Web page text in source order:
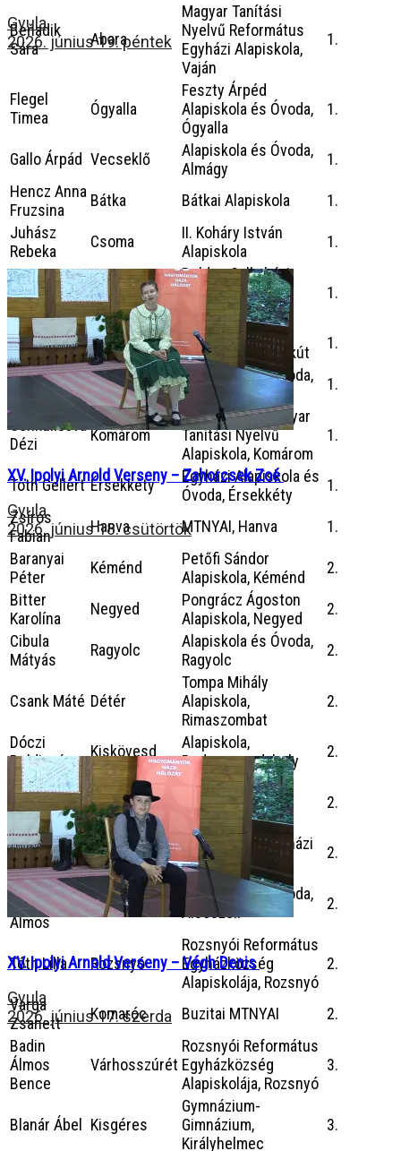
Beňadik
Sára
Abara
Magyar Tanítási
Nyelvű Református
Egyházi Alapiskola,
Vaján
1.
Flegel
Timea
Ógyalla
Feszty Árpéd
Alapiskola és Óvoda,
Ógyalla
1.
Gallo Árpád Vecseklő
Alapiskola és Óvoda,
Almágy
1.
Hencz Anna
Fruzsina
Bátka Bátkai Alapiskola
1.
Juhász
Rebeka
Csoma
II. Koháry István
Alapiskola
1.
Kovács
Réka
Szepsi
Boldog Salkaházi
Egyházi
Iskolaközpont
1.
Lévai
Natália
Köbölkút
Stampay János
Alapiskola, Köbölkút
1.
Menyhárt
Nádszeg
Alapiskola és Óvoda,
Nádszeg
1.
Senkuličová
Dézi
Komárom
Munka Utcai Magyar
Tanítási Nyelvű
Alapiskola, Komárom
1.
Tóth Gellért Érsekkéty
Egyházi Alapiskola és
Óvoda, Érsekkéty
1.
Zsíros
Fabian
Hanva MTNYAI, Hanva
1.
Baranyai
Péter
Kéménd
Petőfi Sándor
Alapiskola, Kéménd
2.
Bitter
Karolína
Negyed
Pongrácz Ágoston
Alapiskola, Negyed
2.
Cibula
Mátyás
Ragyolc
Alapiskola és Óvoda,
Ragyolc
2.
Csank Máté Détér
Tompa Mihály
Alapiskola,
Rimaszombat
2.
Dóczi
Boldizsár
Kiskövesd
Alapiskola,
Bodrogszerdahely
2.
Dubík Sonja
Antoinette
Királyhelmec
Gymnázium-
Gimnázium,
Királyhelmec
2.
Gazdag
Réka
Palást
Palásthy Pál Egyházi
Alapiskola, Palást
2.
Pleva
András
Álmos
Alsószeli
Alapiskola és Óvoda,
Alsószeli
2.
Tóth Lilla Rozsnyó
Rozsnyói Református
Egyházközség
Alapiskolája, Rozsnyó
2.
Varga
Zsanett
Komaróc Buzitai MTNYAI
2.
Badin
Álmos
Bence
Várhosszúrét
Rozsnyói Református
Egyházközség
Alapiskolája, Rozsnyó
3.
Blanár Ábel Kisgéres
Gymnázium-
Gimnázium,
Királyhelmec
3.
Gyula
2026. június 19. péntek
XV. Ipolyi Arnold Verseny – Zahorcsek Zoé
Gyula
2026. június 18. csütörtök
XV. Ipolyi Arnold Verseny – Végh Denis
Gyula
2026. június 17. szerda